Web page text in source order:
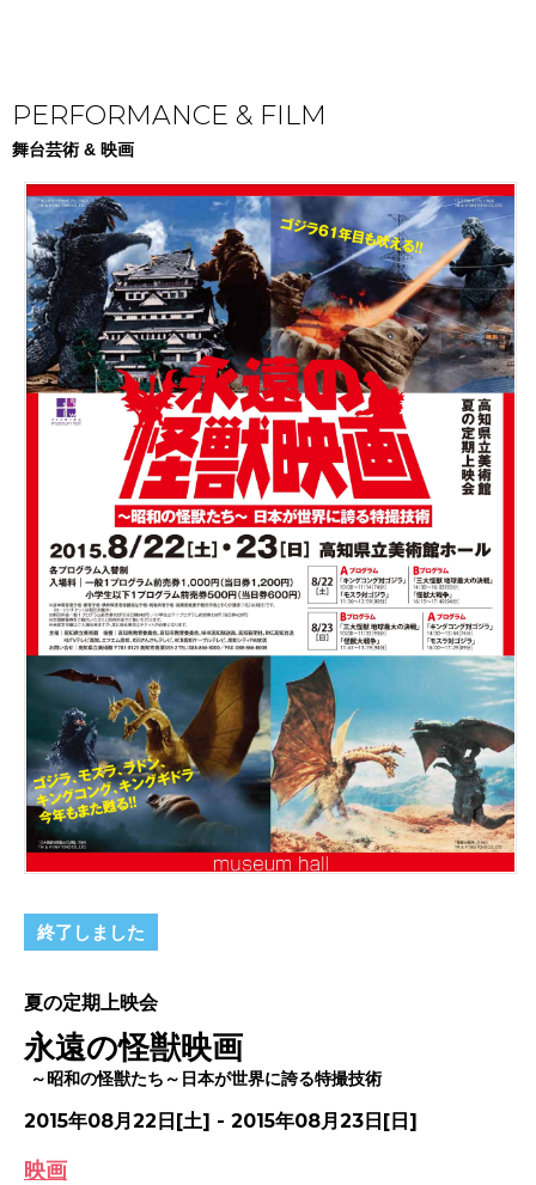
PERFORMANCE & FILM
舞台芸術 & 映画
終了しました
夏の定期上映会
永遠の怪獣映画
～昭和の怪獣たち～日本が世界に誇る特撮技術
2015年08月22日[土] - 2015年08月23日[日]
映画